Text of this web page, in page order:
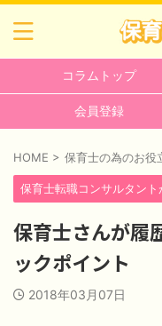
コラムトップ
会員登録
HOME > 保育士の為のお役
保育士転職コンサルタン
保育士さんが履
ックポイント
2018年03月07日